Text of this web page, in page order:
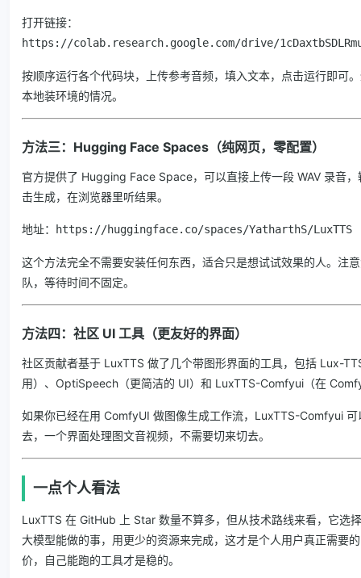
打开链接：
https://colab.research.google.com/drive/
按顺序运行各个代码块，上传参考音频，填入文本，点击运行即可
本地装环境的情况。
方法三：Hugging Face Spaces（纯网页，零配置）
官方提供了 Hugging Face Space，可以直接上传一段 WAV 录音
击生成，在浏览器里听结果。
地址： https://huggingface.co/spaces/YatharthS/LuxTTS
这个方法完全不需要安装任何东西，适合只是想试试效果的人。注
队，等待时间不固定。
方法四：社区 UI 工具（更友好的界面）
社区贡献者基于 LuxTTS 做了几个带图形界面的工具，包括 Lux-
用）、OptiSpeech（更简洁的 UI）和 LuxTTS-Comfyui（在
如果你已经在用 ComfyUI 做图像生成工作流，LuxTTS-Comfyui
去，一个界面处理图文音视频，不需要切来切去。
一点个人看法
LuxTTS 在 GitHub 上 Star 数量不算多，但从技术路线来看，它
大模型能做的事，用更少的资源来完成，这才是个人用户真正需要
价，自己能跑的工具才是稳的。